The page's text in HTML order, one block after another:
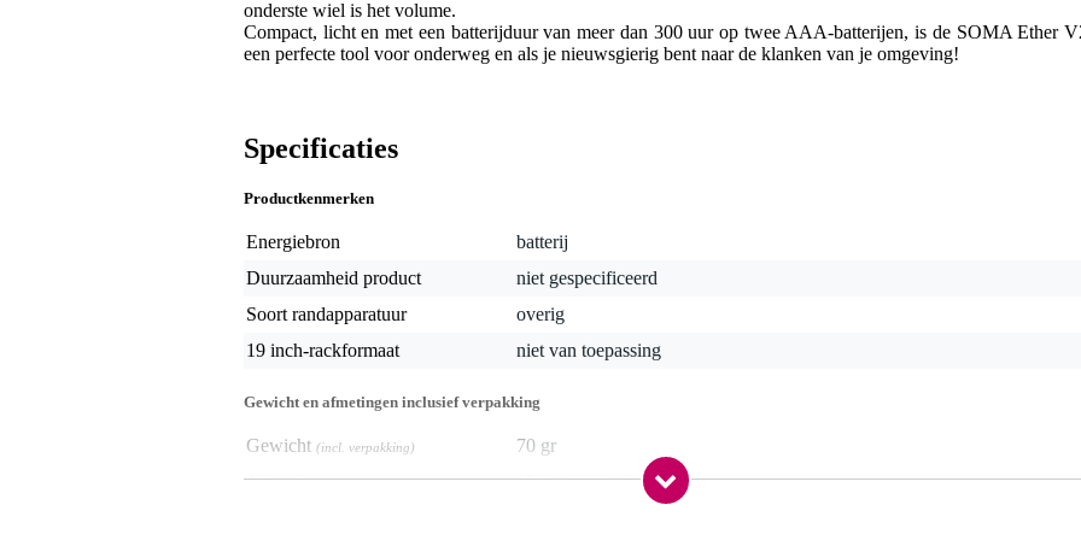
onderste wiel is het volume.
Compact, licht en met een batterijduur van meer dan 300 uur op twee AAA-batterijen, is de SOMA Ether
een perfecte tool voor onderweg en als je nieuwsgierig bent naar de klanken van je omgeving!
Specificaties
Productkenmerken
Energiebron
batterij
Duurzaamheid product
niet gespecificeerd
Soort randapparatuur
overig
19 inch-rackformaat
niet van toepassing
Gewicht en afmetingen inclusief verpakking
Gewicht (incl. verpakking)
70 gr
Afmeting(incl. verpakking) 15,0 x 12,0 x 7,0 cm